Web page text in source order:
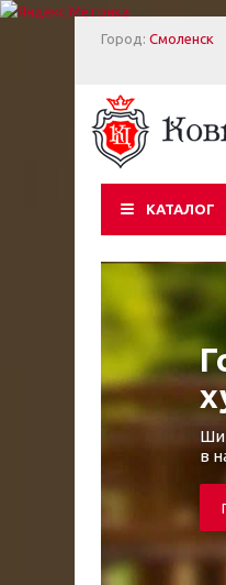
Город: Смоленск
КАТАЛОГ
в